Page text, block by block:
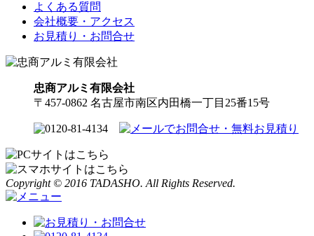
よくある質問
会社概要・アクセス
お見積り・お問合せ
忠商アルミ有限会社
〒457-0862 名古屋市南区内田橋一丁目25番15号
Copyright © 2016 TADASHO. All Rights Reserved.